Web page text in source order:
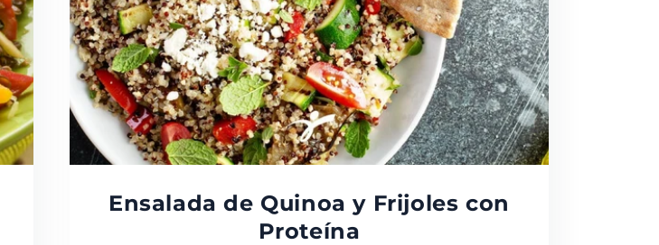
Ensalada de Quinoa y Frijoles con
Proteína